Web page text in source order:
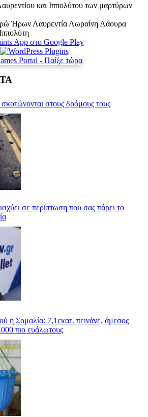
και Ιππολύτου των μαρτύρων
Ήρων Λαυρεντία Λωραίνη Λάουρα
σκοτώνονται στους δρόμους τους
σε περίπτωση που σας πάρει το
η Σομαλία: 7,1εκατ. πεινάνε, άμεσος
πιο ευάλωτους